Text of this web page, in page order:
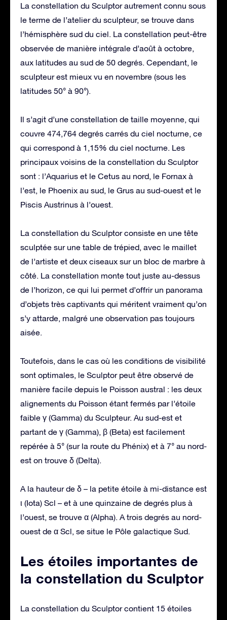
La constellation du Sculptor autrement connu sous
le terme de l’atelier du sculpteur, se trouve dans
l’hémisphère sud du ciel. La constellation peut-être
observée de manière intégrale d’août à octobre,
aux latitudes au sud de 50 degrés. Cependant, le
sculpteur est mieux vu en novembre (sous les
latitudes 50° à 90°).
Il s’agit d’une constellation de taille moyenne, qui
couvre 474,764 degrés carrés du ciel nocturne, ce
qui correspond à 1,15% du ciel nocturne. Les
principaux voisins de la constellation du Sculptor
sont : l’Aquarius et le Cetus au nord, le Fornax à
l’est, le Phoenix au sud, le Grus au sud-ouest et le
Piscis Austrinus à l’ouest.
La constellation du Sculptor consiste en une tête
sculptée sur une table de trépied, avec le maillet
de l’artiste et deux ciseaux sur un bloc de marbre à
côté. La constellation monte tout juste au-dessus
de l’horizon, ce qui lui permet d’offrir un panorama
d’objets très captivants qui méritent vraiment qu’on
s’y attarde, malgré une observation pas toujours
aisée.
Toutefois, dans le cas où les conditions de visibilité
sont optimales, le Sculptor peut être observé de
manière facile depuis le Poisson austral : les deux
alignements du Poisson étant fermés par l’étoile
faible γ (Gamma) du Sculpteur. Au sud-est et
partant de γ (Gamma), β (Beta) est facilement
repérée à 5° (sur la route du Phénix) et à 7° au nord-
est on trouve δ (Delta).
A la hauteur de δ – la petite étoile à mi-distance est
ι (Iota) Scl – et à une quinzaine de degrés plus à
l’ouest, se trouve α (Alpha). A trois degrés au nord-
ouest de α Scl, se situe le Pôle galactique Sud.
Les étoiles importantes de
la constellation du Sculptor
La constellation du Sculptor contient 15 étoiles